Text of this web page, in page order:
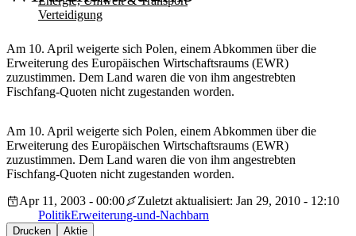
Verteidigung
Am 10. April weigerte sich Polen, einem Abkommen über die
Erweiterung des Europäischen Wirtschaftsraums (EWR)
zuzustimmen. Dem Land waren die von ihm angestrebten
Fischfang-Quoten nicht zugestanden worden.
Am 10. April weigerte sich Polen, einem Abkommen über die
Erweiterung des Europäischen Wirtschaftsraums (EWR)
zuzustimmen. Dem Land waren die von ihm angestrebten
Fischfang-Quoten nicht zugestanden worden.
Apr 11, 2003 - 00:00
Zuletzt aktualisiert: Jan 29, 2010 - 12:10
PolitikErweiterung-und-Nachbarn
Drucken Aktie